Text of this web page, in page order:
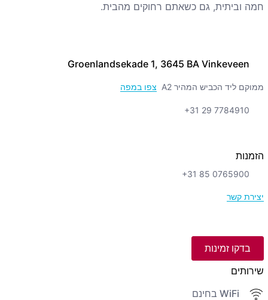
Groenlandsekade 1, 3645 BA Vinkeveen
ממוקם ליד הכביש המהיר A2 צפו במפה
+31 29 7784910
הזמנות
+31 85 0765900
יצירת קשר
בדקו זמינות
שירותים
WiFi בחינם
חמה וביתית, גם כשאתם רחוקים מהבית.